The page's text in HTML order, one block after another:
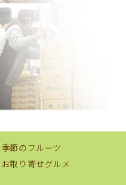
季節のフルーツ
お取り寄せグルメ